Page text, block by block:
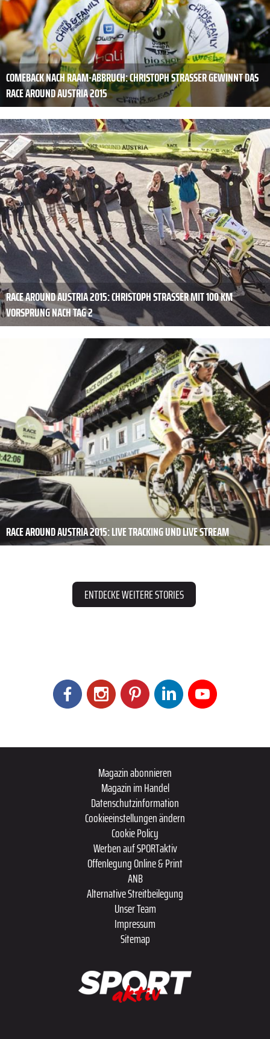
COMEBACK NACH RAAM-ABBRUCH: CHRISTOPH STRASSER GEWINNT DAS
RACE AROUND AUSTRIA 2015
RACE AROUND AUSTRIA 2015: CHRISTOPH STRASSER MIT 100 KM
VORSPRUNG NACH TAG 2
RACE AROUND AUSTRIA 2015: LIVE TRACKING UND LIVE STREAM
ENTDECKE WEITERE STORIES
Magazin abonnieren
Magazin im Handel
Datenschutzinformation
Cookieeinstellungen ändern
Cookie Policy
Werben auf SPORTaktiv
Offenlegung Online & Print
ANB
Alternative Streitbeilegung
Unser Team
Impressum
Sitemap